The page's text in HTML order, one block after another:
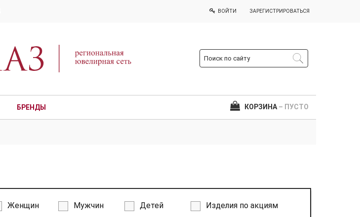
ВОЙТИ ЗАРЕГИСТРИРОВАТЬСЯ
БРЕНДЫ КОРЗИНА – ПУСТО
Женщин Мужчин Детей Изделия по акциям